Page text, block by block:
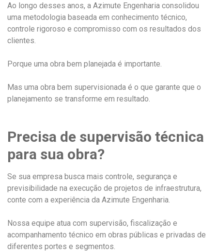
Ao longo desses anos, a Azimute Engenharia consolidou
uma metodologia baseada em conhecimento técnico,
controle rigoroso e compromisso com os resultados dos
clientes.
Porque uma obra bem planejada é importante.
Mas uma obra bem supervisionada é o que garante que o
planejamento se transforme em resultado.
Precisa de supervisão técnica
para sua obra?
Se sua empresa busca mais controle, segurança e
previsibilidade na execução de projetos de infraestrutura,
conte com a experiência da Azimute Engenharia.
Nossa equipe atua com supervisão, fiscalização e
acompanhamento técnico em obras públicas e privadas de
diferentes portes e segmentos.